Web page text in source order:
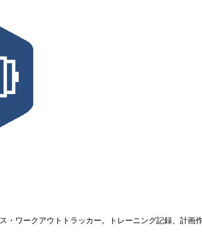
ワークアウトトラッカー。トレーニング記録、計画